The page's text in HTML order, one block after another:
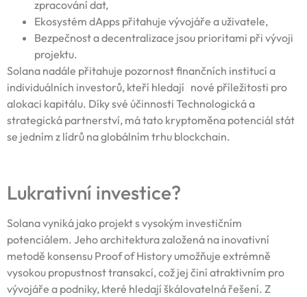
zpracování dat,
Ekosystém dApps přitahuje vývojáře a uživatele,
Bezpečnost a decentralizace jsou prioritami při vývoji
projektu.
Solana nadále přitahuje pozornost finančních institucí a
individuálních investorů, kteří hledají nové příležitosti pro
alokaci kapitálu. Díky své účinnosti Technologická a
strategická partnerství, má tato kryptoměna potenciál stát
se jedním z lídrů na globálním trhu blockchain.
Lukrativní investice?
Solana vyniká jako projekt s vysokým investičním
potenciálem. Jeho architektura založená na inovativní
metodě konsensu Proof of History umožňuje extrémně
vysokou propustnost transakcí, což jej činí atraktivním pro
vývojáře a podniky, které hledají škálovatelná řešení. Z